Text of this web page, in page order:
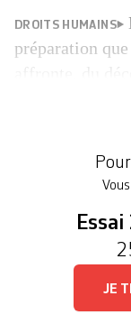
DROITS HUMAINS
préparation
dessins et en
Essai
JE